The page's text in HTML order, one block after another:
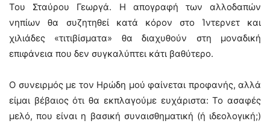
Του Σταύρου Γεωργά. Η απογραφή των αλλοδαπών
νηπίων θα συζητηθεί κατά κόρον στο Ίντερνετ και
χιλιάδες «τιτιβίσματα» θα διαχυθούν στη μοναδική
επιφάνεια που δεν συγκαλύπτει κάτι βαθύτερο.
Ο συνειρμός με τον Ηρώδη μού φαίνεται προφανής, αλλά
είμαι βέβαιος ότι θα εκπλαγούμε ευχάριστα: Το ασαφές
μελό, που είναι η βασική συναισθηματική (ή ιδεολογική;)